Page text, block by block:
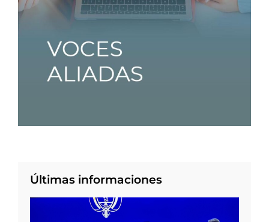
Últimas informaciones